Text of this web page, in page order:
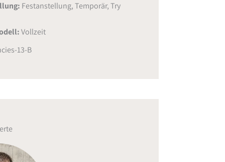
Festanstellung,Temporär,Try
Vollzeit
13-B